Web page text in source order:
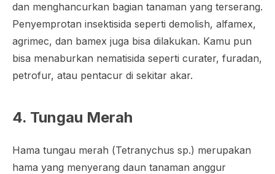
dan menghancurkan bagian tanaman yang terserang.
Penyemprotan insektisida seperti demolish, alfamex,
agrimec, dan bamex juga bisa dilakukan. Kamu pun
bisa menaburkan nematisida seperti curater, furadan,
petrofur, atau pentacur di sekitar akar.
4. Tungau Merah
Hama tungau merah (Tetranychus sp.) merupakan
hama yang menyerang daun tanaman anggur